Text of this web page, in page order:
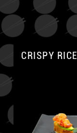
CRISPY RICE